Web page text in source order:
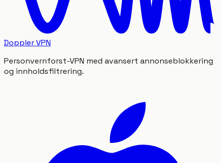
Doppler VPN
Personvernforst-VPN med avansert annonseblokkering
og innholdsfiltrering.